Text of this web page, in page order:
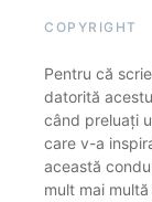
COPYRIGHT
Pentru că
datorită
când preluați
care v-a
această
mult mai